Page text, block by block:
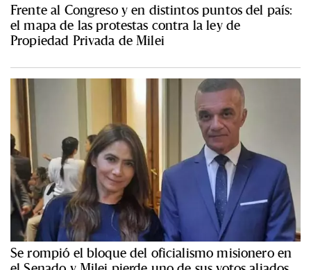
Frente al Congreso y en distintos puntos del país:
el mapa de las protestas contra la ley de
Propiedad Privada de Milei
Se rompió el bloque del oficialismo misionero en